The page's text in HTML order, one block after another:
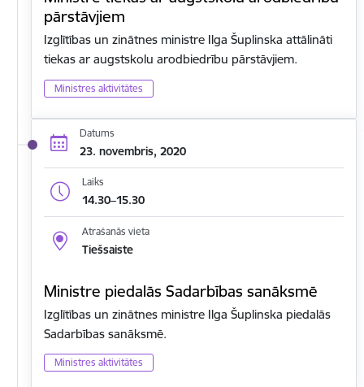
pārstāvjiem
Izglītības un zinātnes ministre Ilga Šuplinska attālināti
tiekas ar augstskolu arodbiedrību pārstāvjiem.
Ministres aktivitātes
Datums
23. novembris, 2020
Laiks
14.30–15.30
Atrašanās vieta
Tiešsaiste
Ministre piedalās Sadarbības sanāksmē
Izglītības un zinātnes ministre Ilga Šuplinska piedalās
Sadarbības sanāksmē.
Ministres aktivitātes